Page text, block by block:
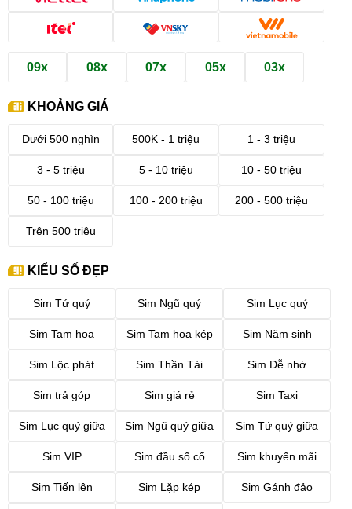
09x 08x 07x 05x 03x
KHOẢNG GIÁ
Dưới 500 nghìn 500K - 1 triệu 1 - 3 triệu
3 - 5 triệu 5 - 10 triệu 10 - 50 triệu
50 - 100 triệu 100 - 200 triệu 200 - 500 triệu
Trên 500 triệu
KIỂU SỐ ĐẸP
Sim Tứ quý Sim Ngũ quý Sim Lục quý
Sim Tam hoa Sim Tam hoa kép Sim Năm sinh
Sim Lộc phát Sim Thần Tài Sim Dễ nhớ
Sim trả góp Sim giá rẻ Sim Taxi
Sim Lục quý giữa Sim Ngũ quý giữa Sim Tứ quý giữa
Sim VIP Sim đầu số cổ Sim khuyến mãi
Sim Tiến lên Sim Lặp kép Sim Gánh đảo